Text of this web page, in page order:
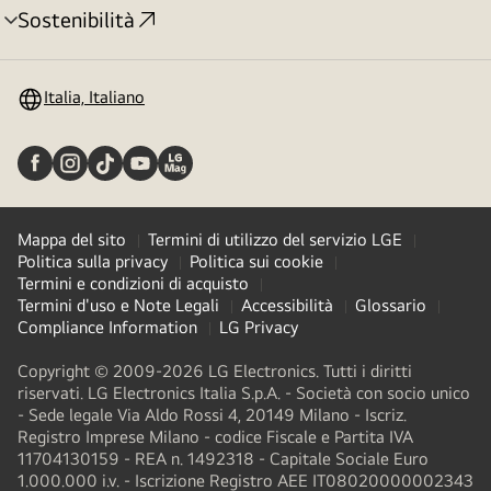
Sostenibilità
Attivazione
Italia, Italiano
Mappa del sito
Termini di utilizzo del servizio LGE
Politica sulla privacy
Politica sui cookie
Termini e condizioni di acquisto
Termini d'uso e Note Legali
Accessibilità
Glossario
Compliance Information
LG Privacy
Copyright © 2009-2026 LG Electronics. Tutti i diritti
riservati. LG Electronics Italia S.p.A. - Società con socio unico
- Sede legale Via Aldo Rossi 4, 20149 Milano - Iscriz.
Registro Imprese Milano - codice Fiscale e Partita IVA
11704130159 - REA n. 1492318 - Capitale Sociale Euro
1.000.000 i.v. - Iscrizione Registro AEE IT08020000002343​